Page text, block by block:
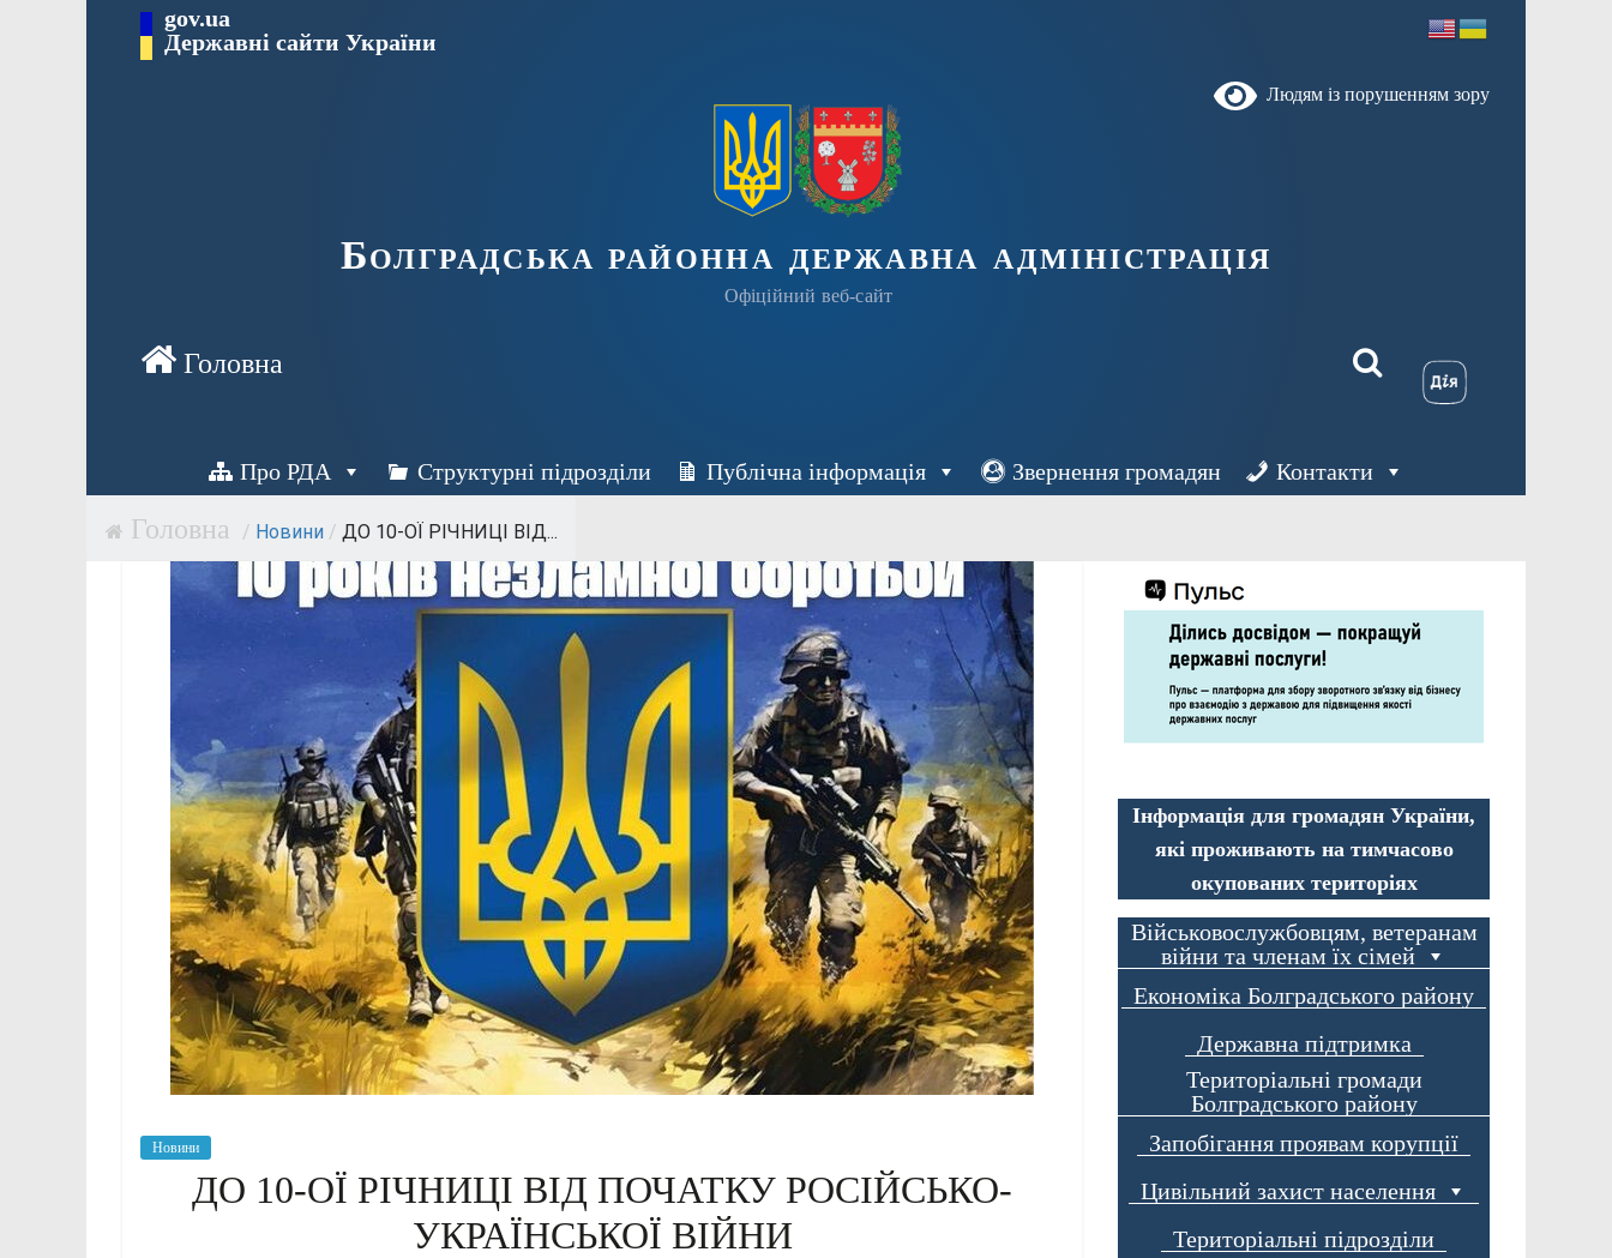
Перейти gov.ua
Державні сайти України
Людям із порушенням зору
Болградська районна державна адміністрація
Офіційний веб-сайт
Про РДА Структурні підрозділи Публічна інформація Звернення громадян Контакти
/ Новини / ДО 10-ОЇ РІЧНИЦІ ВІД...
Новини
ДО 10-ОЇ РІЧНИЦІ ВІД ПОЧАТКУ РОСІЙСЬКО-
УКРАЇНСЬКОЇ ВІЙНИ
Інформація для громадян України,
які проживають на тимчасово
окупованих територіях
Військовослужбовцям, ветеранам
війни та членам їх сімей
Економіка Болградського району
Державна підтримка
Територіальні громади
Болградського району
Запобігання проявам корупції
Цивільний захист населення
Територіальні підрозділи